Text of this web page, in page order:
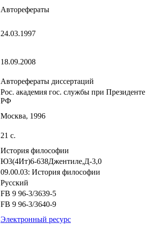
Авторефераты
24.03.1997
18.09.2008
Авторефераты диссертаций
Рос. академия гос. службы при Президенте
РФ
Москва, 1996
21 с.
История философии
Ю3(4Ит)6-638Джентиле,Д-3,0
09.00.03: История философии
Русский
FB 9 96-3/3639-5
FB 9 96-3/3640-9
Электронный ресурс